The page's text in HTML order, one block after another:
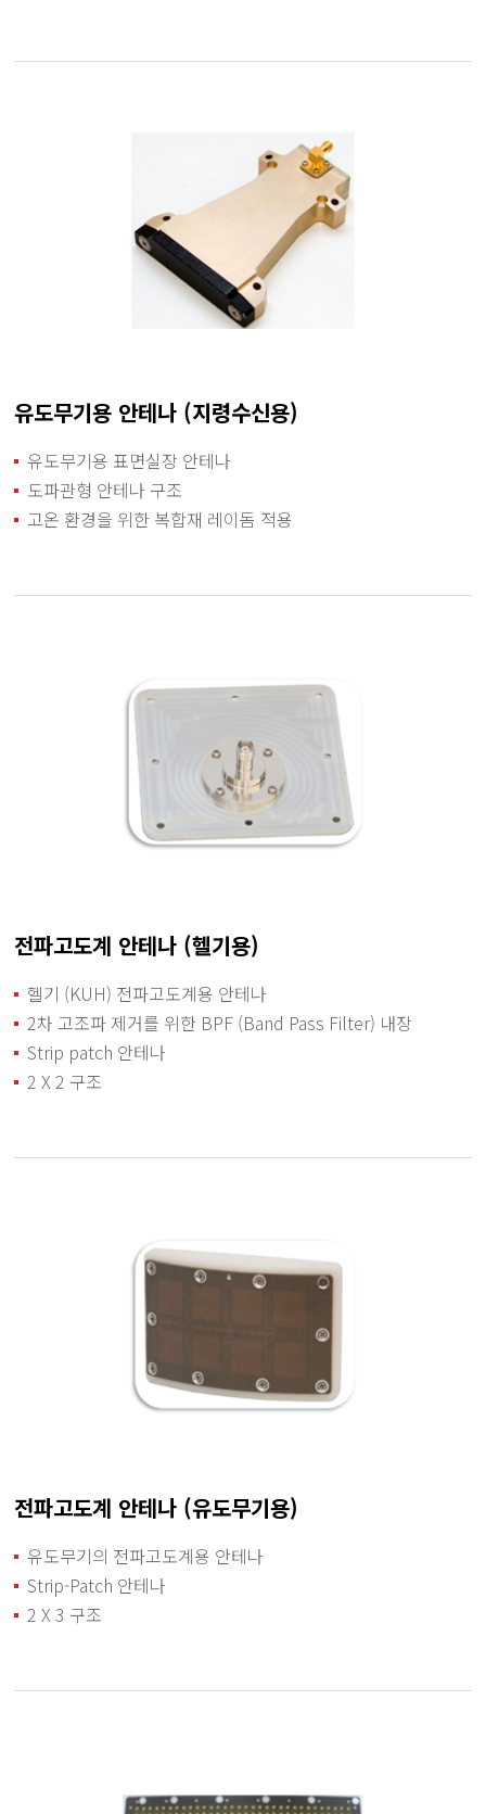
유도무기용 안테나 (지령수신용)
유도무기용 표면실장 안테나
도파관형 안테나 구조
고온 환경을 위한 복합재 레이돔 적용
전파고도계 안테나 (헬기용)
헬기 (KUH) 전파고도계용 안테나
2차 고조파 제거를 위한 BPF (Band Pass Filter) 내장
Strip patch 안테나
2 X 2 구조
전파고도계 안테나 (유도무기용)
유도무기의 전파고도계용 안테나
Strip-Patch 안테나
2 X 3 구조